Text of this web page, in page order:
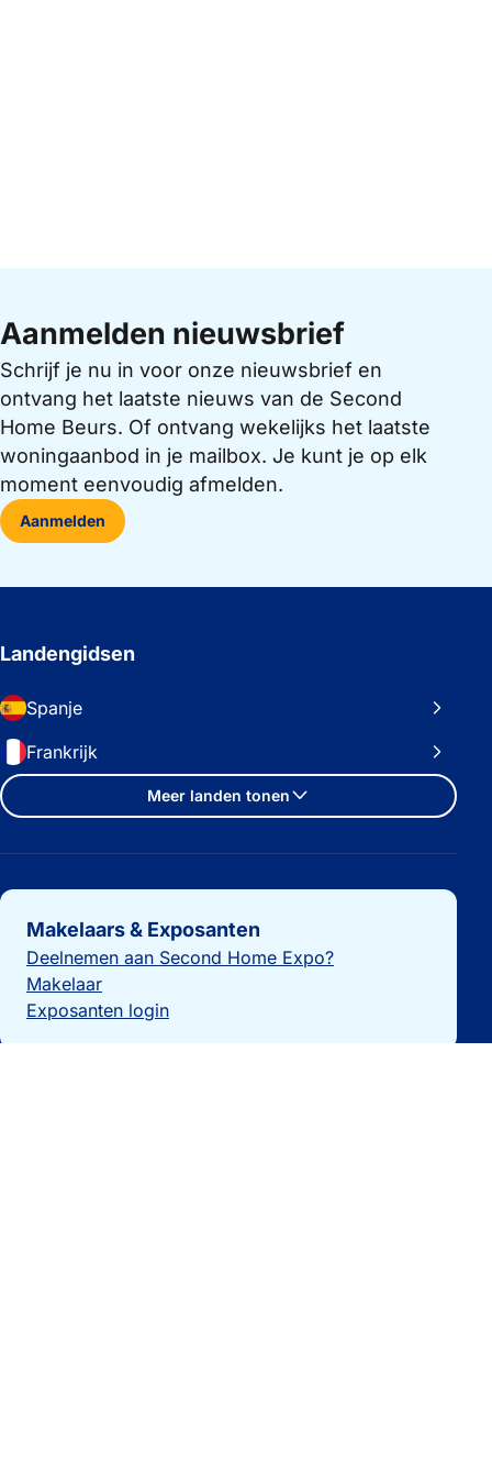
Aanmelden nieuwsbrief
Schrijf je nu in voor onze nieuwsbrief en
ontvang het laatste nieuws van de Second
Home Beurs. Of ontvang wekelijks het laatste
woningaanbod in je mailbox. Je kunt je op elk
moment eenvoudig afmelden.
Aanmelden
Landengidsen
Spanje
Frankrijk
Meer landen tonen
Belangrijke links
Makelaars & Exposanten
Deelnemen aan Second Home Expo?
Makelaar
Exposanten login